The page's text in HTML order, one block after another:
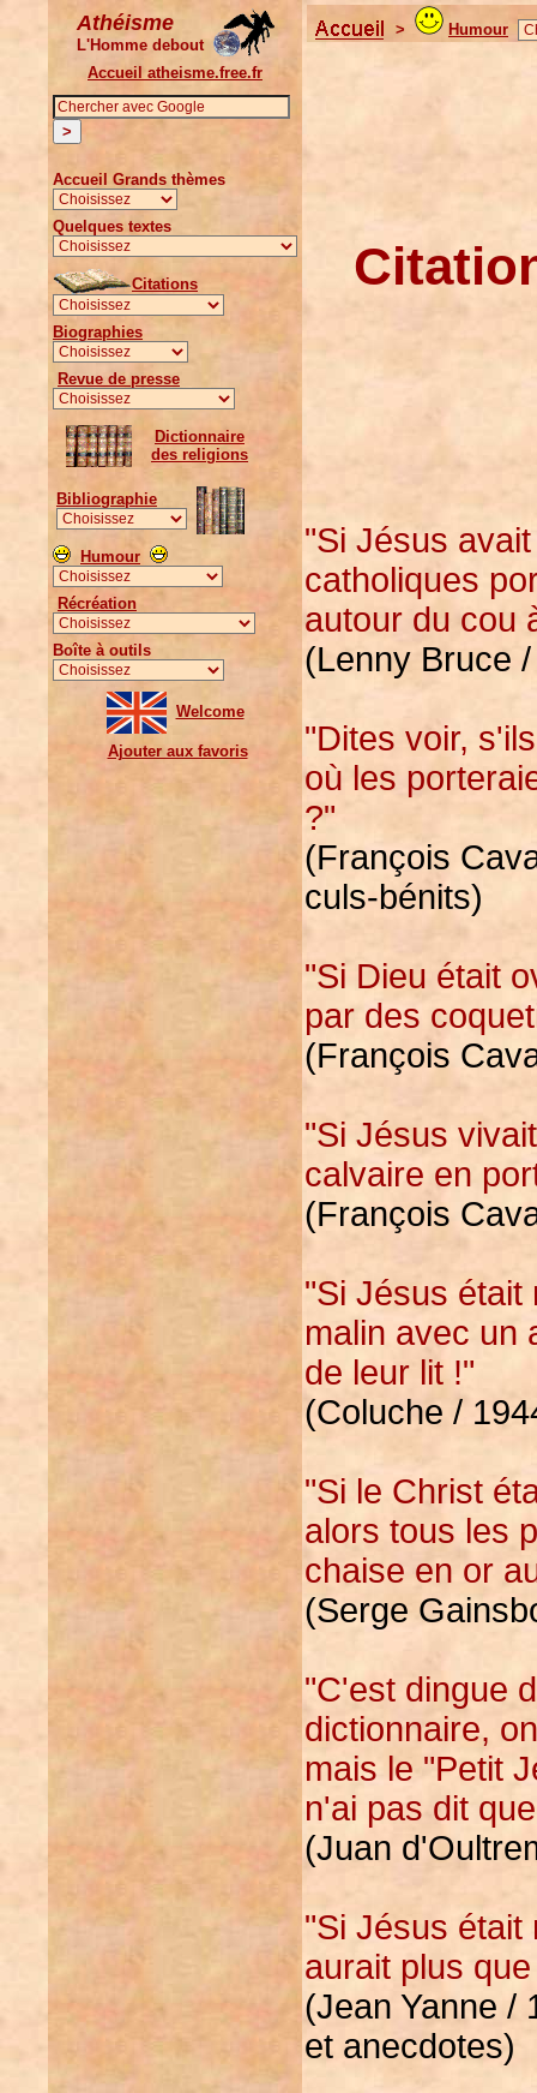
Athéisme
L'Homme debout
Accueil atheisme.free.fr
Accueil Grands thèmes
Quelques textes
Citations
Biographies
Revue de presse
Dictionnaire
des religions
Bibliographie
Humour
Récréation
Boîte à outils
Welcome
Ajouter aux favoris
> Humour
"Si Jésus
catholiques
autour du cou
(Lenny Bruce
"Dites voir,
où les
?"
(François
culs-bénits)
"Si Dieu était
par des
(François
"Si Jésus
calvaire en
(François
"Si Jésus était
malin avec un
de leur lit !"
(Coluche /
"Si le Christ
alors tous les
chaise en or
(Serge
"C'est dingue
dictionnaire,
mais le "Petit
n'ai pas dit
(Juan
"Si Jésus était
aurait plus
(Jean Yanne /
et anecdotes)